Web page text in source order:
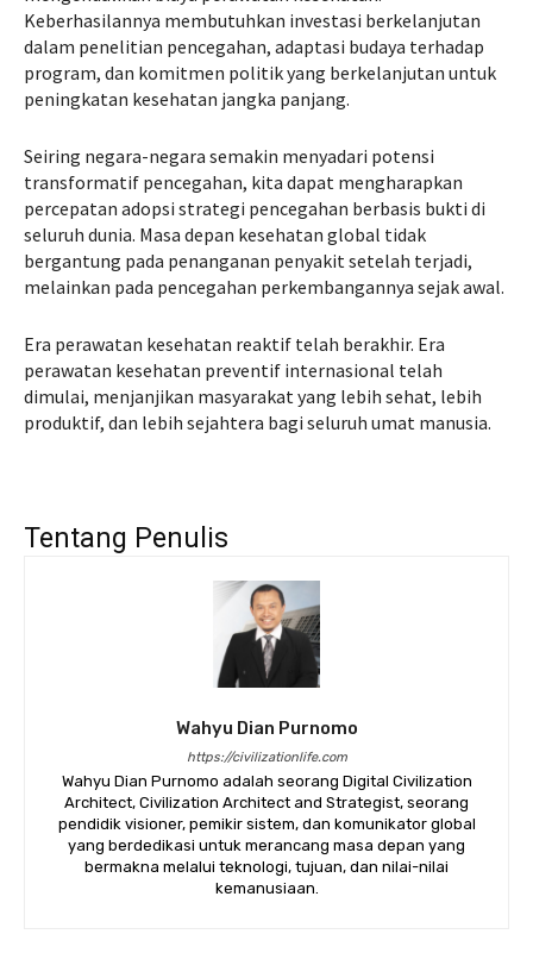
Keberhasilannya membutuhkan investasi berkelanjutan
dalam penelitian pencegahan, adaptasi budaya terhadap
program, dan komitmen politik yang berkelanjutan untuk
peningkatan kesehatan jangka panjang.
Seiring negara-negara semakin menyadari potensi
transformatif pencegahan, kita dapat mengharapkan
percepatan adopsi strategi pencegahan berbasis bukti di
seluruh dunia. Masa depan kesehatan global tidak
bergantung pada penanganan penyakit setelah terjadi,
melainkan pada pencegahan perkembangannya sejak awal.
Era perawatan kesehatan reaktif telah berakhir. Era
perawatan kesehatan preventif internasional telah
dimulai, menjanjikan masyarakat yang lebih sehat, lebih
produktif, dan lebih sejahtera bagi seluruh umat manusia.
Tentang Penulis
Wahyu Dian Purnomo
https://civilizationlife.com
Wahyu Dian Purnomo adalah seorang Digital Civilization
Architect, Civilization Architect and Strategist, seorang
pendidik visioner, pemikir sistem, dan komunikator global
yang berdedikasi untuk merancang masa depan yang
bermakna melalui teknologi, tujuan, dan nilai-nilai
kemanusiaan.